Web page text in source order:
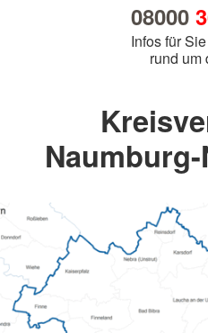
08000
Infos für
rund um